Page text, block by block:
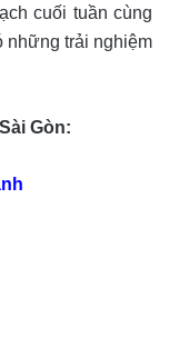
cuối tuần cùng
những trải nghiệm
Gòn: